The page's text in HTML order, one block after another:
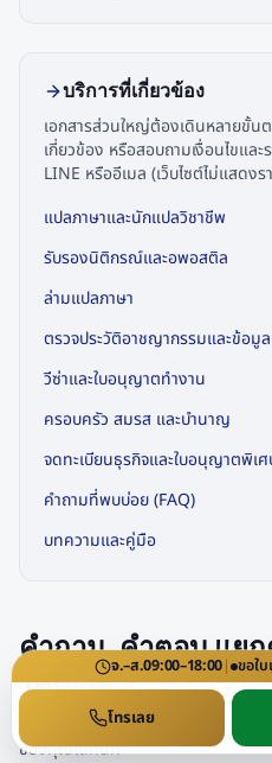
บริการที่เกี่ยวข้อง
เอกสารส่วนใหญ่ต้องเดินหลายขั้
เกี่ยวข้อง หรือสอบถามเงื่อนไขและ
LINE หรืออีเมล (เว็บไซต์ไม่แสดงร
แปลภาษาและนักแปลวิชาชีพ
รับรองนิติกรณ์และอพอสติล
ล่ามแปลภาษา
ตรวจประวัติอาชญากรรมและข้อมู
วีซ่าและใบอนุญาตทำงาน
ครอบครัว สมรส และบำนาญ
จดทะเบียนธุรกิจและใบอนุญาตพิเ
คำถามที่พบบ่อย (FAQ)
บทความและคู่มือ
คำถาม–คำตอบ แย
ใช้เอกสาร
จัดกลุ่มตามสิ่งที่คุณกำลังจะทำจริง เพื่
ของคุณได้ทันที
จ.–ส.09:00–18:00| ขอใบ
โทรเลย